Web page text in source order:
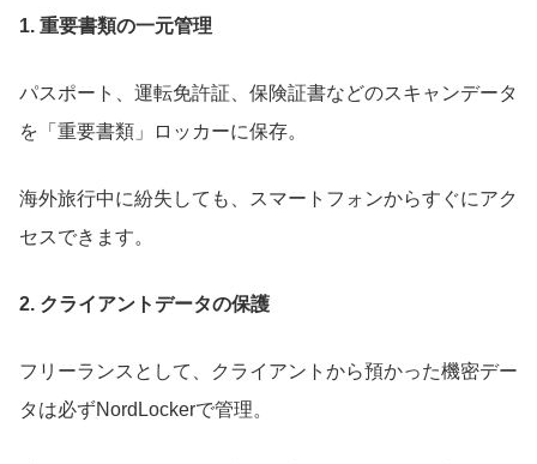
1. 重要書類の一元管理
パスポート、運転免許証、保険証書などのスキャンデータ
を「重要書類」ロッカーに保存。
海外旅行中に紛失しても、スマートフォンからすぐにアク
セスできます。
2. クライアントデータの保護
フリーランスとして、クライアントから預かった機密デー
タは必ずNordLockerで管理。